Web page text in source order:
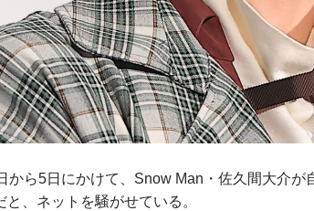
ら5日にかけて、Snow Man・佐久間大介が
と、ネットを騒がせている。